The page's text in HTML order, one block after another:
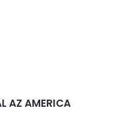
AZ AMERICA